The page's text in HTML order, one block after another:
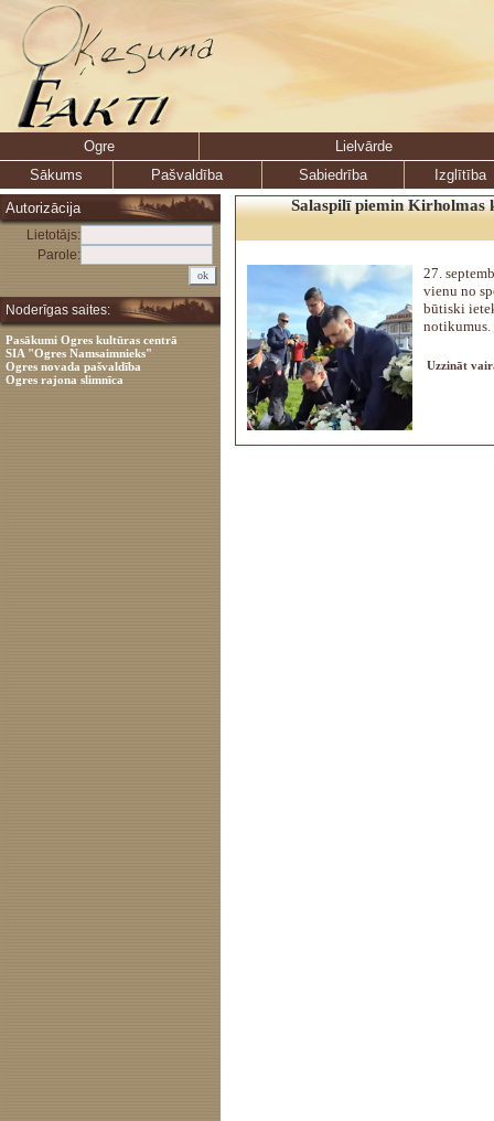
Ogre
Lielvārde
Sākums
Pašvaldība Sabiedrība
Izglītība
Autorizācija
Lietotājs:
Parole:
Noderīgas saites:
Pasākumi Ogres kultūras centrā
SIA "Ogres Namsaimnieks"
Ogres novada pašvaldība
Ogres rajona slimnīca
Salaspilī piemin Kirholmas
27.
vienu no
būtiski
notikumus.
Uzzināt